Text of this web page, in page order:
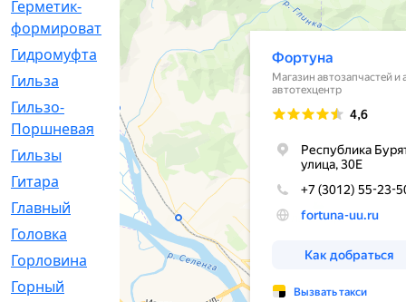
Герметик-
формирователь
[3]
Гидромуфта
[47]
Гильза
[56]
Гильзо-
Поршневая
[13]
Гильзы
[259]
Гитара
[7]
Главный
[29]
Головка
[28]
Горловина
[14]
Горный